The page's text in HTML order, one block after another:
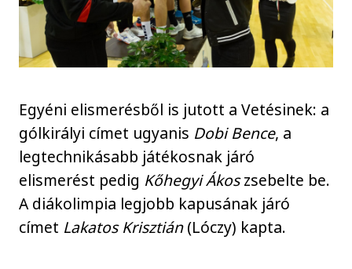
Egyéni elismerésből is jutott a Vetésinek: a
gólkirályi címet ugyanis Dobi Bence, a
legtechnikásabb játékosnak járó
elismerést pedig Kőhegyi Ákoszsebelte be.
A diákolimpia legjobb kapusának járó
címet Lakatos Krisztián(Lóczy) kapta.